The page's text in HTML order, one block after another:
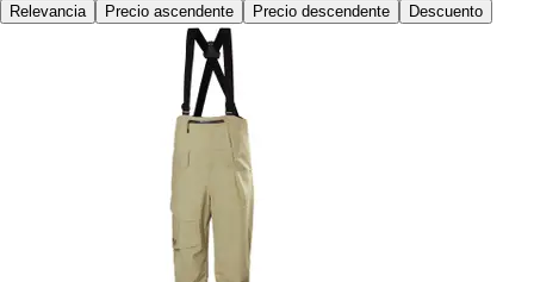
Relevancia
Precio ascendente Precio descendente Descuento